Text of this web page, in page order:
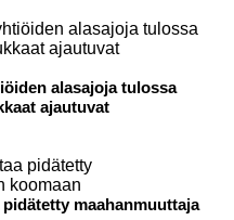
alasajoja tulossa
ajautuvat
maahanmuuttaja